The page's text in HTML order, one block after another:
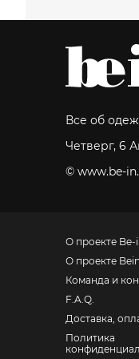
Все об
Четверг, 6
© www.be-
О проекте Be-
О проекте
Команда и
F.A.Q.
Доставка,
Политика